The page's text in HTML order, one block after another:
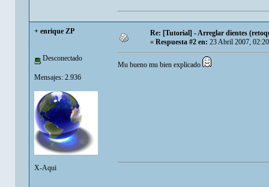
+ enrique ZP
Desconectado
Mensajes: 2.936
X-Aqui
Re: [Tutorial] - Arreglar dientes
«Respuesta #2 en:23 Abril 2007,
Mu bueno mu bien explicado